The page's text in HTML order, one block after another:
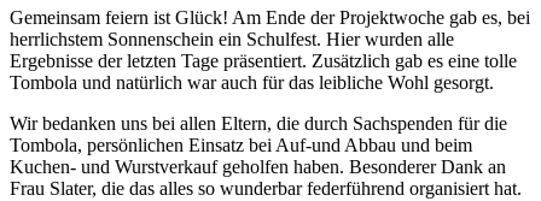
Gemeinsam feiern ist Glück! Am Ende der Projektwoche gab es, bei
herrlichstem Sonnenschein ein Schulfest. Hier wurden alle
Ergebnisse der letzten Tage präsentiert. Zusätzlich gab es eine tolle
Tombola und natürlich war auch für das leibliche Wohl gesorgt.
Wir bedanken uns bei allen Eltern, die durch Sachspenden für die
Tombola, persönlichen Einsatz bei Auf-und Abbau und beim
Kuchen- und Wurstverkauf geholfen haben. Besonderer Dank an
Frau Slater, die das alles so wunderbar federführend organisiert hat.